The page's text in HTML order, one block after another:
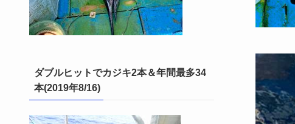
ダブルヒットでカジキ2本＆年間最多34
本(2019年8/16)